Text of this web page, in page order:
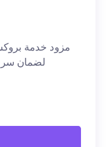
مزود خدمة
لضمان